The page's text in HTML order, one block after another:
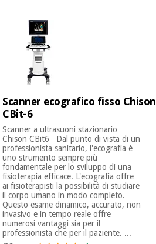
Offerte
Outlet
Fisaude
Tech
Academy
Medicina
tradizionale
cinese
Mobili
terapeutici
Materiale
essenziale
per la
protezione
dei
coronavirus
Notizia
Offerte
Outlet
Fisaude
Tech
Academy
Attrezzature
mediche
tradizionale
cinese
Mobili
clinici
Armadi
terapeutici
Scanner ecografico fisso Chison
CBit-6
Scanner a ultrasuoni stazionario
Chison CBit6 Dal punto di vista di un
professionista sanitario, l'ecografia è
uno strumento sempre più
fondamentale per lo sviluppo di una
fisioterapia efficace. L'ecografia offre
ai fisioterapisti la possibilità di studiare
il corpo umano in modo completo.
Questo esame dinamico, accurato, non
invasivo e in tempo reale offre
numerosi vantaggi sia per il
professionista che per il paziente. ...